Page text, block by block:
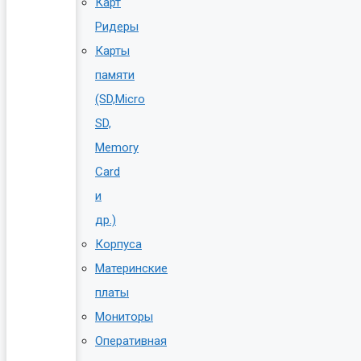
Ридеры
Карты
памяти
(SD,Micro
SD,
Memory
Card
и
др.)
Корпуса
Материнские
платы
Мониторы
Оперативная